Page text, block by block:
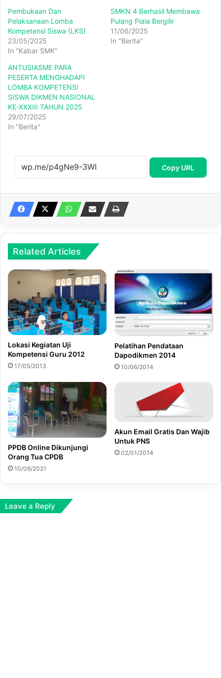
Pembukaan Dan
Pelaksanaan Lomba
Kompetensi Siswa (LKS)
23/05/2025
In "Kabar SMK"
SMKN 4 Berhasil Membawa
Pulang Piala Bergilir
11/06/2025
In "Berita"
ANTUSIASME PARA
PESERTA MENGHADAPI
LOMBA KOMPETENSI
SISWA DIKMEN NASIONAL
KE-XXXIII TAHUN 2025
29/07/2025
In "Berita"
Copy URL
Related Articles
Lokasi Kegiatan Uji
Kompetensi Guru 2012
17/05/2013
Pelatihan Pendataan
Dapodikmen 2014
10/06/2014
PPDB Online Dikunjungi
Orang Tua CPDB
10/06/2021
Akun Email Gratis Dan Wajib
Untuk PNS
02/01/2014
Leave a Reply